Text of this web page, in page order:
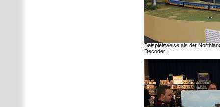
Beispielsweise als der
Decoder...